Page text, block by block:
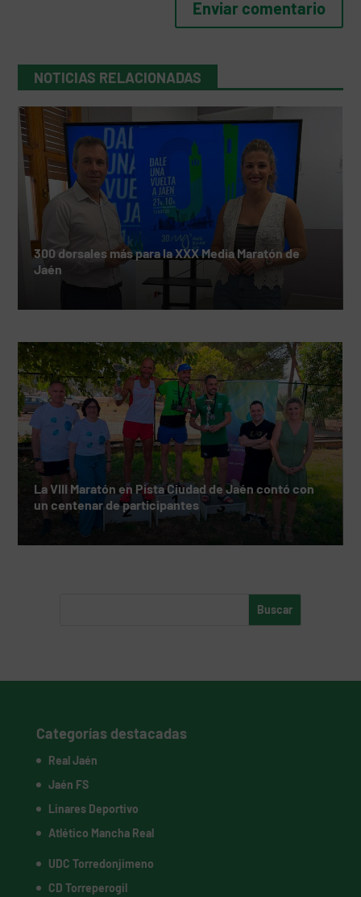
NOTICIAS RELACIONADAS
300 dorsales más para la XXX Media Maratón de
Jaén
La VIII Maratón en Pista Ciudad de Jaén contó con
un centenar de participantes
Categorías destacadas
Real Jaén
Jaén FS
Linares Deportivo
Atlético Mancha Real
UDC Torredonjimeno
CD Torreperogil